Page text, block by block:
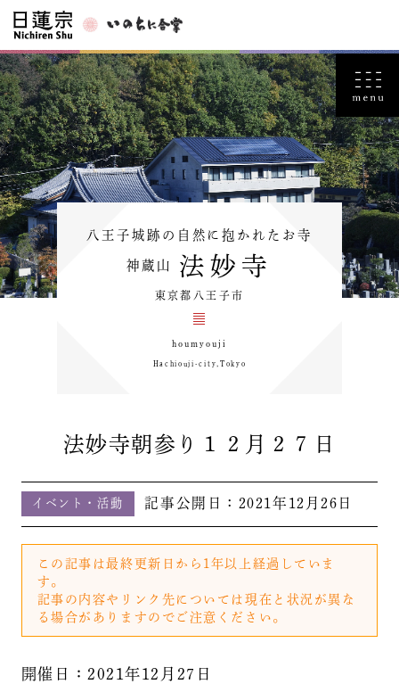
八王子城跡の自然に抱かれたお寺
神蔵山 法妙寺
東京都八王子市
houmyouji
Hachiouji-city,Tokyo
法妙寺朝参り１２月２７日
イベント・活動 記事公開日： 2021年12月26日
この記事は最終更新日から1年以上経過していま
す。
記事の内容やリンク先については現在と状況が異な
る場合がありますのでご注意ください。
開催日：2021年12月27日